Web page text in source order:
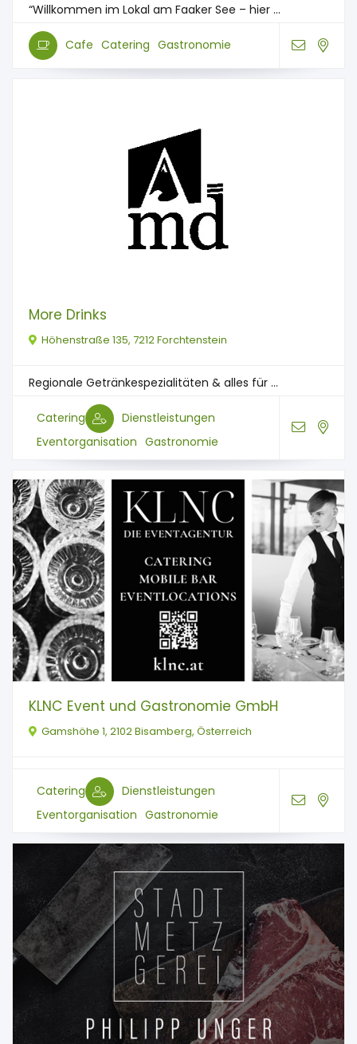
“Willkommen im Lokal am Faaker See – hier ...
Cafe Catering Gastronomie
More Drinks
Höhenstraße 135, 7212 Forchtenstein
Regionale Getränkespezialitäten & alles für ...
Catering
Dienstleistungen
Eventorganisation Gastronomie
KLNC Event und Gastronomie GmbH
Gamshöhe 1, 2102 Bisamberg, Österreich
Catering
Dienstleistungen
Eventorganisation Gastronomie